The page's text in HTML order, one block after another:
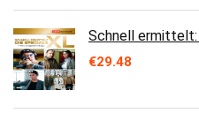
Schnell ermittelt:
€29.48